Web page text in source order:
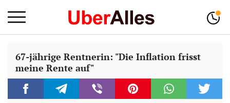
67-jährige Rentnerin: "Die Inflation frisst
meine Rente auf"